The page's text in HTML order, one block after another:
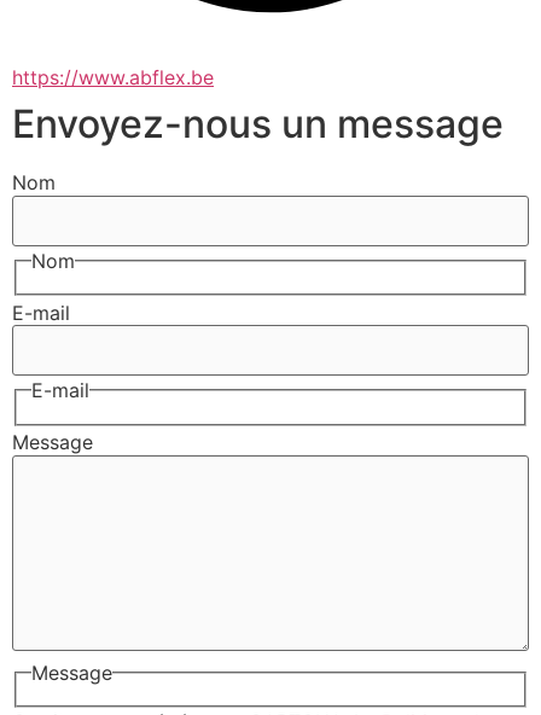
https://www.abflex.be
Envoyez-nous un message
Nom
Nom
E-mail
E-mail
Message
Message